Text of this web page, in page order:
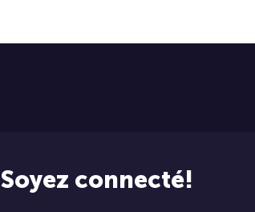
Soyez connecté!